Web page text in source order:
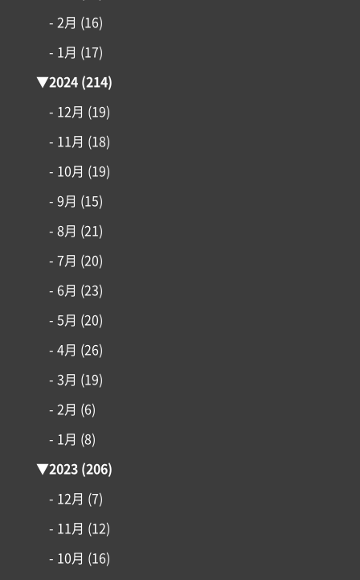
- 2月 (16)
- 1月 (17)
▼2024(214)
- 12月 (19)
- 11月 (18)
- 10月 (19)
- 9月 (15)
- 8月 (21)
- 7月 (20)
- 6月 (23)
- 5月 (20)
- 4月 (26)
- 3月 (19)
- 2月 (6)
- 1月 (8)
▼2023(206)
- 12月 (7)
- 11月 (12)
- 10月 (16)